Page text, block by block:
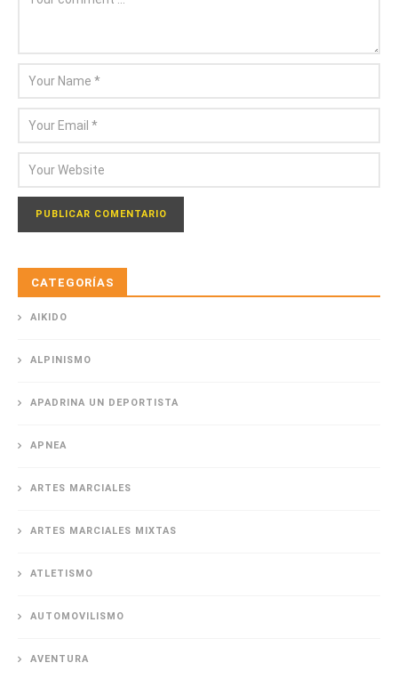
CATEGORÍAS
AIKIDO
ALPINISMO
APADRINA UN DEPORTISTA
APNEA
ARTES MARCIALES
ARTES MARCIALES MIXTAS
ATLETISMO
AUTOMOVILISMO
AVENTURA